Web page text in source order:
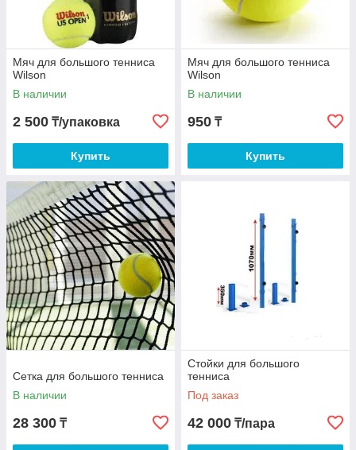
Мяч для большого тенниса
Wilson
В наличии
2 500 ₸/упаковка
Купить
Мяч для большого тенниса
Wilson
В наличии
950 ₸
Купить
Сетка для большого тенниса
В наличии
28 300 ₸
Стойки для большого
тенниса
Под заказ
42 000 ₸/пара